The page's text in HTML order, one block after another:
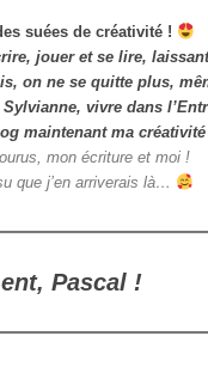
suées de créativité !
jouer et se lire,
on ne se quitte plus,
vivre dans
maintenant ma
mon écriture et moi !
que j’en arriverais là…
Pascal !